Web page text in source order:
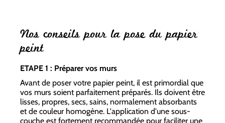
Nos conseils pour la pose du papier
peint
ETAPE 1 : Préparer vos murs
Avant de poser votre papier peint, il est primordial que
vos murs soient parfaitement préparés. Ils doivent être
lisses, propres, secs, sains, normalement absorbants
et de couleur homogène. L'application d'une sous-
couche est fortement recommandée pour faciliter une